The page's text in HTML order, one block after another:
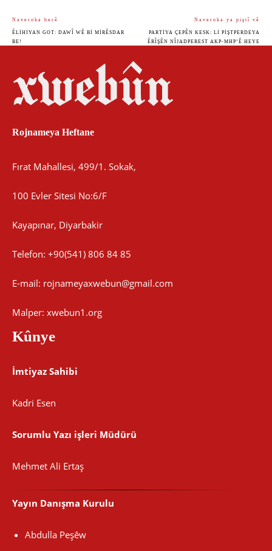
Naveroka berê
ÊLIHIYAN GOT: DAWÎ WÊ BI MIRÊSDAR
BE!
Naveroka ya piştî vê
PARTIYA ÇEPÊN KESK: LI PIŞTPERDEYA
ÊRÎŞÊN NÎJADPEREST AKP-MHP’Ê HEYE
Rojnameya Heftane
Fırat Mahallesi, 499/1. Sokak,
100 Evler Sitesi No:6/F
Kayapınar, Diyarbakir
Telefon: +90(541) 806 84 85
E-mail: rojnameyaxwebun@gmail.com
Malper: xwebun1.org
Kûnye
İmtiyaz Sahibi
Kadri Esen
Sorumlu Yazı işleri Müdürü
Mehmet Ali Ertaş
Yayın Danışma Kurulu
Abdulla Peşêw